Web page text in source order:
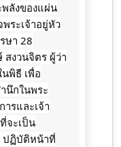
ลังของ​แผ่น
ระเจ้า​อยู่​หัว​
ษา 28​
งวนจิตร ผู้ว่า
พิธี​ เพื่อ
นึกในพระ
รและเจ้า
จะเป็น
ปฏิบัติหน้าที่